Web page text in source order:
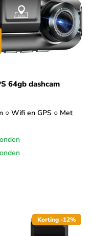
64gb dashcam
○ Wifi en GPS ○ Met
Korting -12%